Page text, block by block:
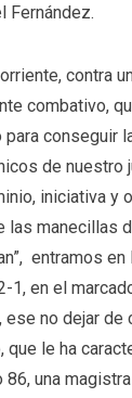
Fernández.
contra
combativo,
conseguir
de nuestro
iniciativa y
las manecillas
entramos
en el
no dejar de
le ha
una